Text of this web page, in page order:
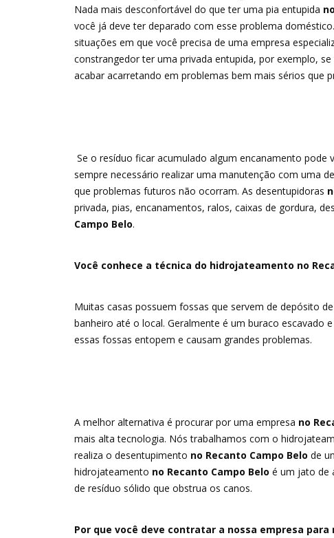
Nada mais desconfortável do que ter uma pia entupida
você já deve ter deparado com esse problema
situações em que você precisa de uma empresa
constrangedor ter uma privada entupida, por exemplo,
acabar acarretando em problemas bem mais sérios que
Se o resíduo ficar acumulado algum encanamento
sempre necessário realizar uma manutenção com uma
que problemas futuros não ocorram. As desentupidoras
privada, pias, encanamentos, ralos, caixas de gordura,
Campo Belo.
Você conhece a técnica do hidrojateamento no
Muitas casas possuem fossas que servem de depósito
banheiro até o local. Geralmente é um buraco escavado
essas fossas entopem e causam grandes problemas.
A melhor alternativa é procurar por uma empresa no
mais alta tecnologia. Nós trabalhamos com o
realiza o desentupimento no Recanto Campo Belo de
hidrojateamento no Recanto Campo Belo é um jato de
de resíduo sólido que obstrua os canos.
Por que você deve contratar a nossa empresa